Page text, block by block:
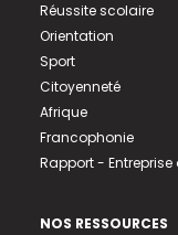
Réussite scolaire
Orientation
Sport
Citoyenneté
Afrique
Francophonie
Rapport -
NOS RESSOURCES